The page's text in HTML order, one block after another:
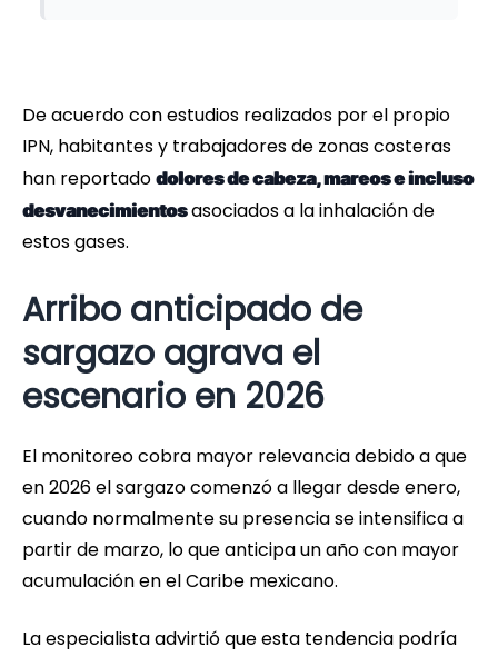
De acuerdo con estudios realizados por el propio
IPN, habitantes y trabajadores de zonas costeras
han reportado dolores de cabeza, mareos e incluso
desvanecimientosasociados a la inhalación de
estos gases.
Arribo anticipado de
sargazo agrava el
escenario en 2026
El monitoreo cobra mayor relevancia debido a que
en 2026 el sargazo comenzó a llegar desde enero,
cuando normalmente su presencia se intensifica a
partir de marzo, lo que anticipa un año con mayor
acumulación en el Caribe mexicano.
La especialista advirtió que esta tendencia podría